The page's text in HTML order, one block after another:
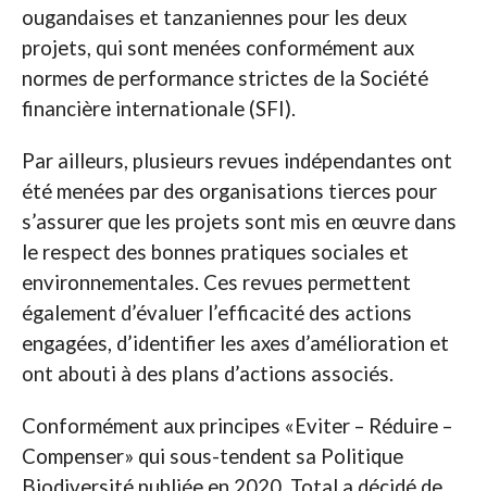
ougandaises et tanzaniennes pour les deux
projets, qui sont menées conformément aux
normes de performance strictes de la Société
financière internationale (SFI).
Par ailleurs, plusieurs revues indépendantes ont
été menées par des organisations tierces pour
s’assurer que les projets sont mis en œuvre dans
le respect des bonnes pratiques sociales et
environnementales. Ces revues permettent
également d’évaluer l’efficacité des actions
engagées, d’identifier les axes d’amélioration et
ont abouti à des plans d’actions associés.
Conformément aux principes «Eviter – Réduire –
Compenser» qui sous-tendent sa Politique